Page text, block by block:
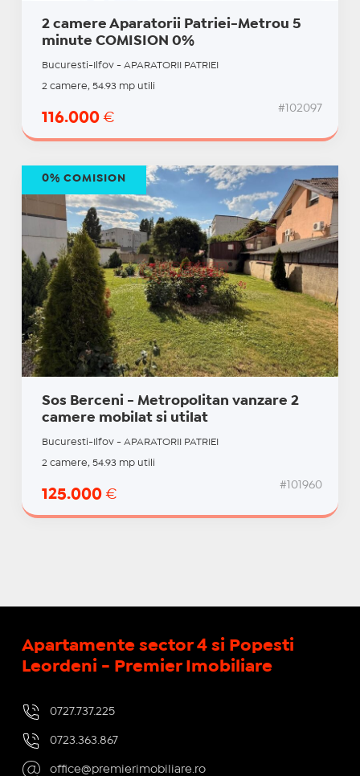
2 camere Aparatorii Patriei-Metrou 5
minute COMISION 0%
Bucuresti-Ilfov - APARATORII PATRIEI
2 camere, 54.93 mp utili
116.000 €
#102097
Sos Berceni - Metropolitan vanzare 2
camere mobilat si utilat
Bucuresti-Ilfov - APARATORII PATRIEI
2 camere, 54.93 mp utili
125.000 €
#101960
0% COMISION
Apartamente sector 4 si Popesti
Leordeni - Premier Imobiliare
0727.737.225
0723.363.867
office@premierimobiliare.ro